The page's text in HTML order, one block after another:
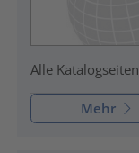
Alle Katalogseiten
Mehr